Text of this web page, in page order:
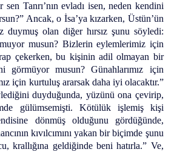
sen Tanrı’nın evladı isen, neden kendini
Ancak, o İsa’ya kızarken, Üstün’ün
duymuş olan diğer hırsız şunu söyledi:
musun? Bizlerin eylemlerimiz için
çekerken, bu kişinin adil olmayan bir
görmüyor musun? Günahlarımız için
için kurtuluş ararsak daha iyi olacaktır.”
duyduğunda, yüzünü ona çevirip,
gülümsemişti. Kötülük işlemiş kişi
dönmüş olduğunu gördüğünde,
kıvılcımını yakan bir biçimde şunu
krallığına geldiğinde beni hatırla.” Ve,